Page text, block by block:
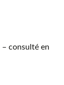
consulté en